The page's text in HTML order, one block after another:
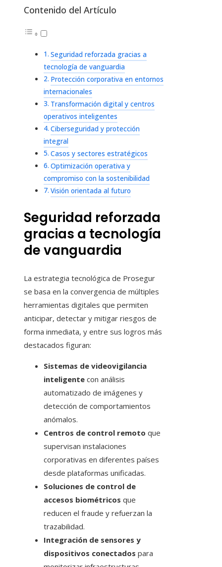
Contenido del Artículo
Seguridad reforzada gracias a
tecnología de vanguardia
Protección corporativa en entornos
internacionales
Transformación digital y centros
operativos inteligentes
Ciberseguridad y protección
integral
Casos y sectores estratégicos
Optimización operativa y
compromiso con la sostenibilidad
Visión orientada al futuro
Seguridad reforzada
gracias a tecnología
de vanguardia
La estrategia tecnológica de Prosegur
se basa en la convergencia de múltiples
herramientas digitales que permiten
anticipar, detectar y mitigar riesgos de
forma inmediata, y entre sus logros más
destacados figuran:
Sistemas de videovigilancia
inteligente con análisis
automatizado de imágenes y
detección de comportamientos
anómalos.
Centros de control remoto que
supervisan instalaciones
corporativas en diferentes países
desde plataformas unificadas.
Soluciones de control de
accesos biométricos que
reducen el fraude y refuerzan la
trazabilidad.
Integración de sensores y
dispositivos conectados para